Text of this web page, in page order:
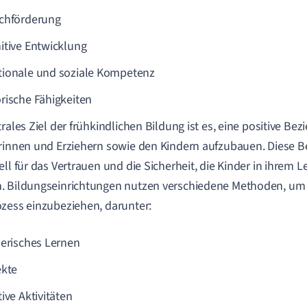
Entwicklung
und soziale Kompetenz
Fähigkeiten
Ziel der frühkindlichen Bildung ist es, eine positive
und Erziehern sowie den Kindern aufzubauen. Diese
für das Vertrauen und die Sicherheit, die Kinder in ihrem
Bildungseinrichtungen nutzen verschiedene Methoden,
einzubeziehen, darunter:
Lernen
Aktivitäten